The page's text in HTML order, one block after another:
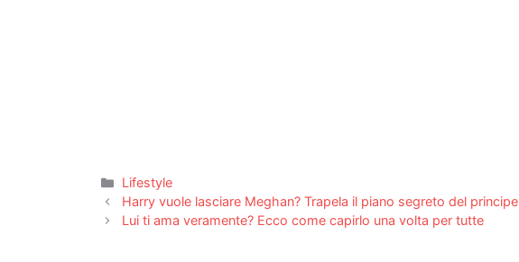
Categorie
Lifestyle
Harry vuole lasciare Meghan? Trapela il piano segreto del principe
Lui ti ama veramente? Ecco come capirlo una volta per tutte